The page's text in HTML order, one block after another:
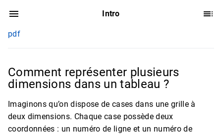
Intro
pdf
Comment représenter plusieurs
dimensions dans un tableau ?
Imaginons qu’on dispose de cases dans une grille à
deux dimensions. Chaque case possède deux
coordonnées : un numéro de ligne et un numéro de